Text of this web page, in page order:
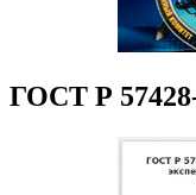
ГОСТ Р